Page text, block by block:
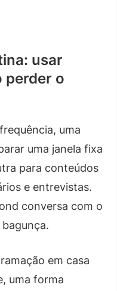
usar
perder o
uma
uma janela fixa
para conteúdos
e entrevistas.
conversa com o
em casa
uma forma